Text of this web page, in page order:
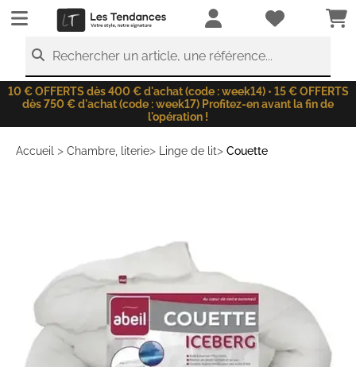
LesTendances.fr
Rechercher un article, une référence...
10 € OFFERTS dès 400 € d'achat (code : week14) • 15 € OFFERTS
dès 750 € d'achat (code : week17) Profitez-en avant la fin de
l'opération !
Accueil > Chambre, literie> Linge de lit> Couette